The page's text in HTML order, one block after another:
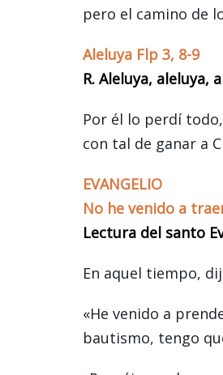
pero el camino de
Aleluya Flp 3, 8-9
R. Aleluya, aleluya,
Por él lo perdí
con tal de ganar a
EVANGELIO
No he venido a
Lectura del santo
En aquel tiempo,
«He venido a
bautismo, tengo